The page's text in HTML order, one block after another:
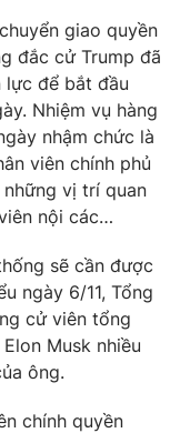
thao
sản
Việt
giao quyền
đắc cử Trump đã
lực để bắt đầu
Nhiệm vụ hàng
nhậm chức là
viên chính phủ
vị trí quan
nội các…
sẽ cần được
ngày 6/11, Tổng
cử viên tổng
Musk nhiều
ông.
chính quyền